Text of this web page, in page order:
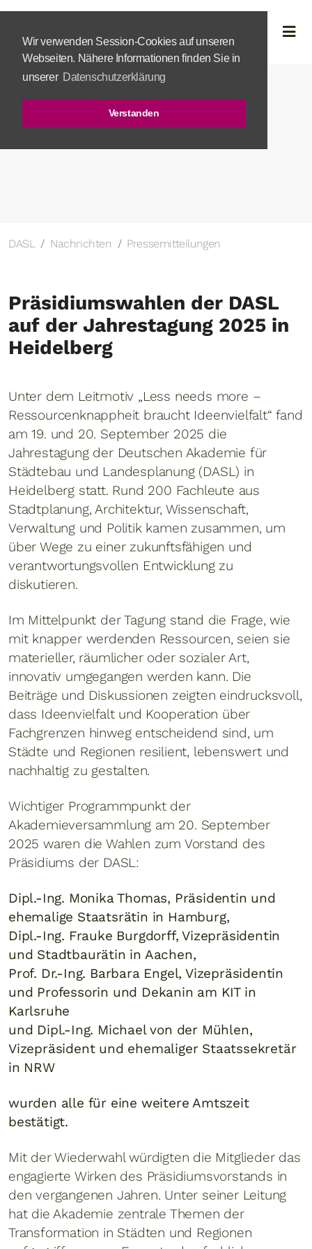
Wir verwenden Session-Cookies auf unseren
Webseiten. Nähere Informationen finden Sie in
unserer Datenschutzerklärung
Verstanden
DASL Nachrichten Pressemitteilungen
Präsidiumswahlen der DASL
auf der Jahrestagung 2025 in
Heidelberg
Unter dem Leitmotiv „Less needs more –
Ressourcenknappheit braucht Ideenvielfalt“ fand
am 19. und 20. September 2025 die
Jahrestagung der Deutschen Akademie für
Städtebau und Landesplanung (DASL) in
Heidelberg statt. Rund 200 Fachleute aus
Stadtplanung, Architektur, Wissenschaft,
Verwaltung und Politik kamen zusammen, um
über Wege zu einer zukunftsfähigen und
verantwortungsvollen Entwicklung zu
diskutieren.
Im Mittelpunkt der Tagung stand die Frage, wie
mit knapper werdenden Ressourcen, seien sie
materieller, räumlicher oder sozialer Art,
innovativ umgegangen werden kann. Die
Beiträge und Diskussionen zeigten eindrucksvoll,
dass Ideenvielfalt und Kooperation über
Fachgrenzen hinweg entscheidend sind, um
Städte und Regionen resilient, lebenswert und
nachhaltig zu gestalten.
Wichtiger Programmpunkt der
Akademieversammlung am 20. September
2025 waren die Wahlen zum Vorstand des
Präsidiums der DASL:
Dipl.-Ing. Monika Thomas, Präsidentin und
ehemalige Staatsrätin in Hamburg,
Dipl.-Ing. Frauke Burgdorff, Vizepräsidentin
und Stadtbaurätin in Aachen,
Prof. Dr.-Ing. Barbara Engel, Vizepräsidentin
und Professorin und Dekanin am KIT in
Karlsruhe
und Dipl.-Ing. Michael von der Mühlen,
Vizepräsident und ehemaliger Staatssekretär
in NRW
wurden alle für eine weitere Amtszeit
bestätigt.
Mit der Wiederwahl würdigten die Mitglieder das
engagierte Wirken des Präsidiumsvorstands in
den vergangenen Jahren. Unter seiner Leitung
hat die Akademie zentrale Themen der
Transformation in Städten und Regionen